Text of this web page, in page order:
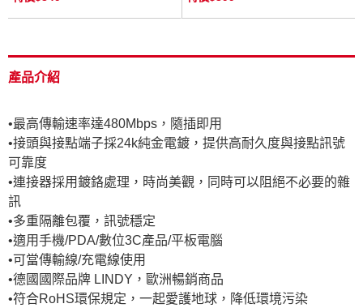
產品介紹
•最高傳輸速率達480Mbps，隨插即用
•接頭與接點端子採24k純金電鍍，提供高耐久度與接點訊號
可靠度
•連接器採用鍍鉻處理，時尚美觀，同時可以阻絕不必要的雜
訊
•多重隔離包覆，訊號穩定
•適用手機/PDA/數位3C產品/平板電腦
•可當傳輸線/充電線使用
•德國國際品牌 LINDY，歐洲暢銷商品
•符合RoHS環保規定，一起愛護地球，降低環境污染